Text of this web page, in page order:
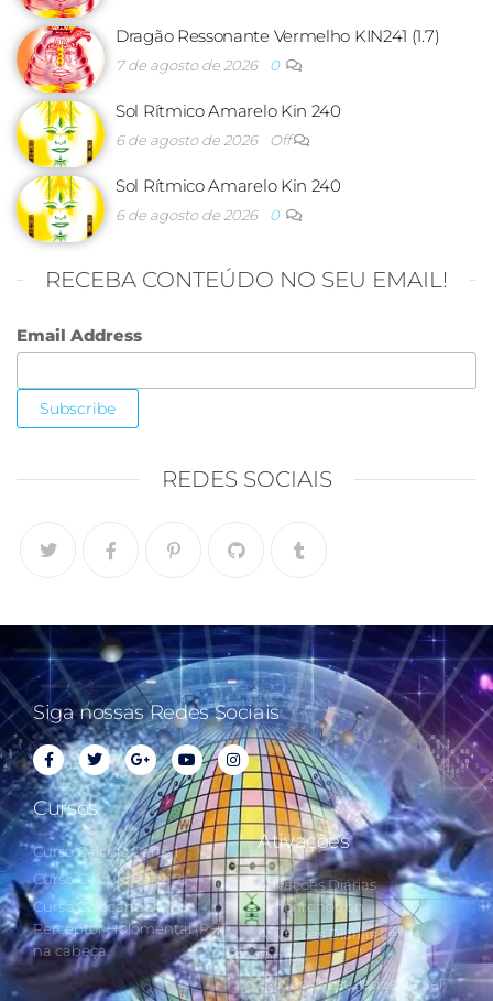
Dragão Ressonante Vermelho KIN241 (1.7)
7 de agosto de 2026 0
Sol Rítmico Amarelo Kin 240
6 de agosto de 2026 Off
Sol Rítmico Amarelo Kin 240
6 de agosto de 2026 0
RECEBA CONTEÚDO NO SEU EMAIL!
Email Address
REDES SOCIAIS
Siga nossas Redes Sociais
Cursos
Curso Cálculo Parte 1
Curso Cálculo Parte 2
Curso Colocando o
Perceptor Holomental (PH)
na cabeça
Ativações
Ativações Diárias
Synchronotron
Ativações Diárias Lei do
Tempo
Estudos Postulados da Lei